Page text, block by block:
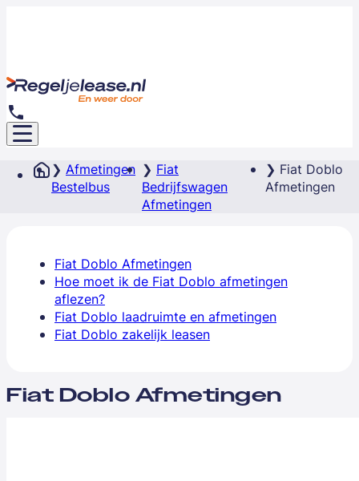
Afmetingen
Bestelbus
Fiat
Bedrijfswagen
Afmetingen
Fiat Doblo
Afmetingen
Fiat Doblo Afmetingen
Hoe moet ik de Fiat Doblo afmetingen
aflezen?
Fiat Doblo laadruimte en afmetingen
Fiat Doblo zakelijk leasen
Fiat Doblo Afmetingen